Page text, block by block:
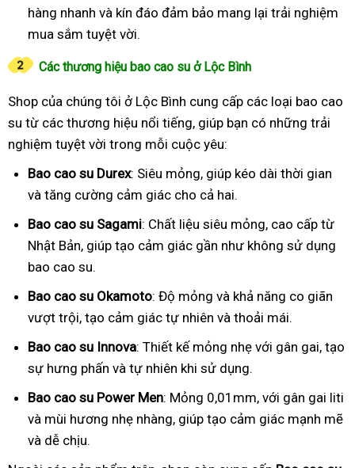
hàng nhanh và kín đáo đảm bảo mang lại trải nghiệm
mua sắm tuyệt vời.
Các thương hiệu bao cao su ở Lộc Bình
Shop của chúng tôi ở Lộc Bình cung cấp các loại bao cao
su từ các thương hiệu nổi tiếng, giúp bạn có những trải
nghiệm tuyệt vời trong mỗi cuộc yêu:
Bao cao su Durex: Siêu mỏng, giúp kéo dài thời gian
và tăng cường cảm giác cho cả hai.
Bao cao su Sagami: Chất liệu siêu mỏng, cao cấp từ
Nhật Bản, giúp tạo cảm giác gần như không sử dụng
bao cao su.
Bao cao su Okamoto: Độ mỏng và khả năng co giãn
vượt trội, tạo cảm giác tự nhiên và thoải mái.
Bao cao su Innova: Thiết kế mỏng nhẹ với gân gai, tạo
sự hưng phấn và tự nhiên khi sử dụng.
Bao cao su Power Men: Mỏng 0,01mm, với gân gai liti
và mùi hương nhẹ nhàng, giúp tạo cảm giác mạnh mẽ
và dễ chịu.